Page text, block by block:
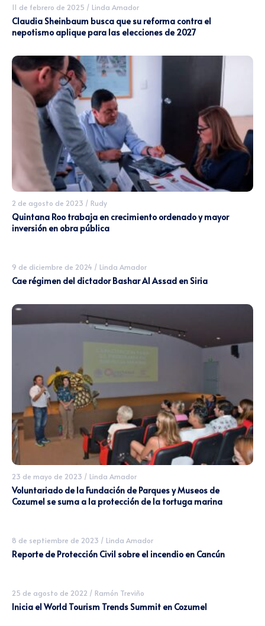
11 de febrero de 2025 / Linda Amador
Claudia Sheinbaum busca que su reforma contra el
nepotismo aplique para las elecciones de 2027
2 de agosto de 2023 / Rudy
Quintana Roo trabaja en crecimiento ordenado y mayor
inversión en obra pública
9 de diciembre de 2024 / Linda Amador
Cae régimen del dictador Bashar Al Assad en Siria
23 de mayo de 2023 / Linda Amador
Voluntariado de la Fundación de Parques y Museos de
Cozumel se suma a la protección de la tortuga marina
8 de septiembre de 2023 / Linda Amador
Reporte de Protección Civil sobre el incendio en Cancún
25 de agosto de 2022 / Ramón Treviño
Inicia el World Tourism Trends Summit en Cozumel